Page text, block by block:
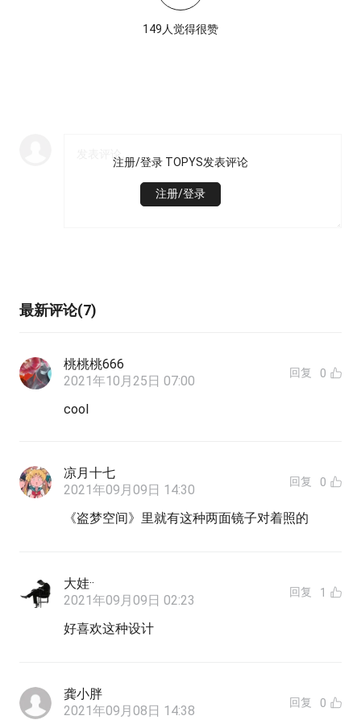
149人觉得很赞
注册/登录 TOPYS发表评论
注册/登录
最新评论(7)
桃桃桃666
2021年10月25日 07:00
回复 0
cool
凉月十七
2021年09月09日 14:30
回复 0
《盗梦空间》里就有这种两面镜子对着照的
大娃··
2021年09月09日 02:23
回复 1
好喜欢这种设计
龚小胖
2021年09月08日 14:38
回复 0